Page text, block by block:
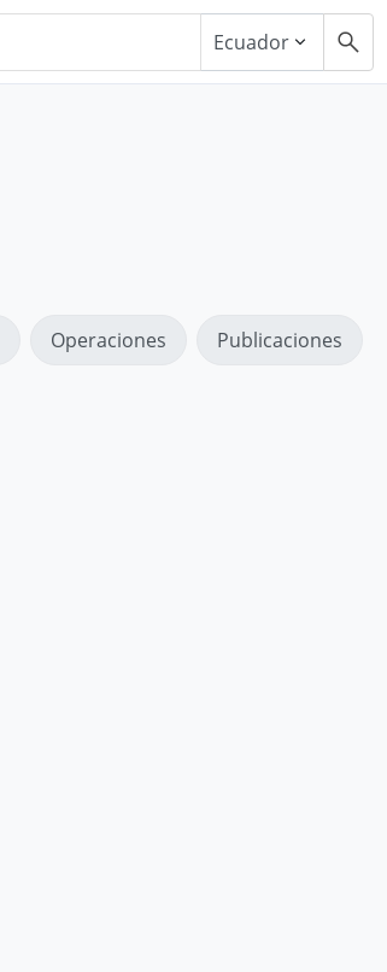
Ecuador
Operaciones Publicaciones